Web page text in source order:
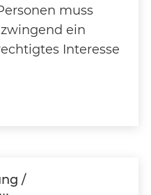
muss
ein
Interesse
/